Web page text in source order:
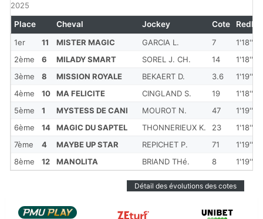
2025
1er 11 MISTER MAGIC GARCIA L. 7
1'18''00
2ème
6 MILADY SMART SOREL J. CH. 14
3ème
8 MISSION ROYALE BEKAERT D. 3.6
4ème
10 MA FELICITE CINGLAND S. 19
5ème
1 MYSTESS DE CANI MOUROT N. 47
6ème
14 MAGIC DU SAPTEL THONNERIEUX K. 23
7ème
4 MAYBE UP STAR REPICHET P. 71
8ème
12 MANOLITA BRIAND THé. 8
Place Cheval Jockey Cote Redkm
Détail des évolutions des cotes